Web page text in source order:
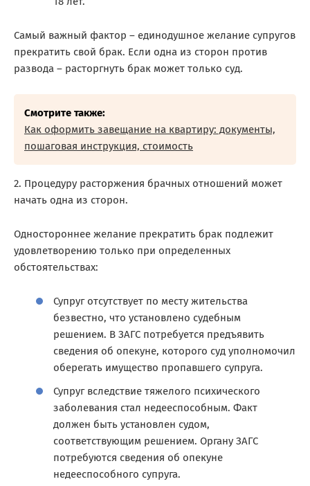
Самый важный фактор – единодушное желание супругов
прекратить свой брак. Если одна из сторон против
развода – расторгнуть брак может только суд.
Смотрите также:
Как оформить завещание на квартиру: документы,
пошаговая инструкция, стоимость
2. Процедуру расторжения брачных отношений может
начать одна из сторон.
Одностороннее желание прекратить брак подлежит
удовлетворению только при определенных
обстоятельствах:
Супруг отсутствует по месту жительства
безвестно, что установлено судебным
решением. В ЗАГС потребуется предъявить
сведения об опекуне, которого суд уполномочил
оберегать имущество пропавшего супруга.
Супруг вследствие тяжелого психического
заболевания стал недееспособным. Факт
должен быть установлен судом,
соответствующим решением. Органу ЗАГС
потребуются сведения об опекуне
недееспособного супруга.